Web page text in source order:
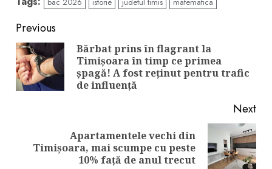
Continue
Reading
Previous
Bărbat prins în flagrant la
Timişoara în timp ce primea
şpagă! A fost reţinut pentru trafic
de influenţă
Next
Next
Apartamentele vechi din
Timişoara, mai scumpe cu peste
10% faţă de anul trecut